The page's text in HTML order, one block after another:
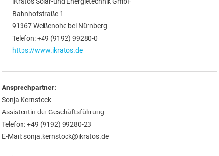
Bahnhofstraße 1
91367 Weißenohe bei Nürnberg
Telefon: +49 (9192) 99280-0
https://www.ikratos.de
Ansprechpartner:
Sonja Kernstock
Assistentin der Geschäftsführung
Telefon: +49 (9192) 99280-23
E-Mail: sonja.kernstock@ikratos.de